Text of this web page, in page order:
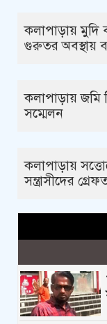
কলাপাড়ায় মুদি
গুরুতর অবস্থায়
কলাপাড়ায় জমি
সম্মেলন
কলাপাড়ায়
সন্ত্রাসীদের